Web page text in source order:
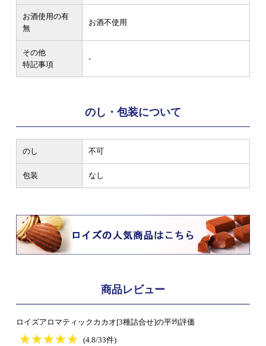
お酒使用の有
無
お酒不使用
その他
特記事項
-
のし・包装について
のし 不可
包装 なし
商品レビュー
ロイズアロマティックカカオ[3種詰合せ]の平均評価
★★★★★
★★★★★
(4.8/33件)